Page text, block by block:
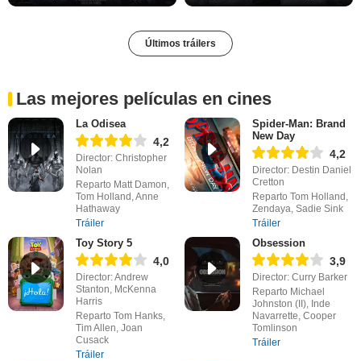
Últimos tráilers
Las mejores películas en cines
La Odisea
4,2
Director: Christopher
Nolan
Reparto Matt Damon,
Tom Holland, Anne
Hathaway
Tráiler
Spider-Man: Brand
New Day
4,2
Director: Destin Daniel
Cretton
Reparto Tom Holland,
Zendaya, Sadie Sink
Tráiler
Toy Story 5
4,0
Director: Andrew
Stanton, McKenna
Harris
Reparto Tom Hanks,
Tim Allen, Joan
Cusack
Tráiler
Obsession
3,9
Director: Curry Barker
Reparto Michael
Johnston (II), Inde
Navarrette, Cooper
Tomlinson
Tráiler